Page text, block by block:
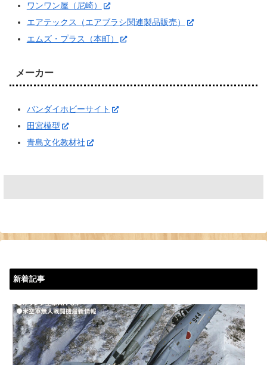
ワンワン屋（尼崎）
エアテックス（エアブラシ関連製品販売）
エムズ・プラス（本町）
メーカー
バンダイホビーサイト
田宮模型
青島文化教材社
新着記事